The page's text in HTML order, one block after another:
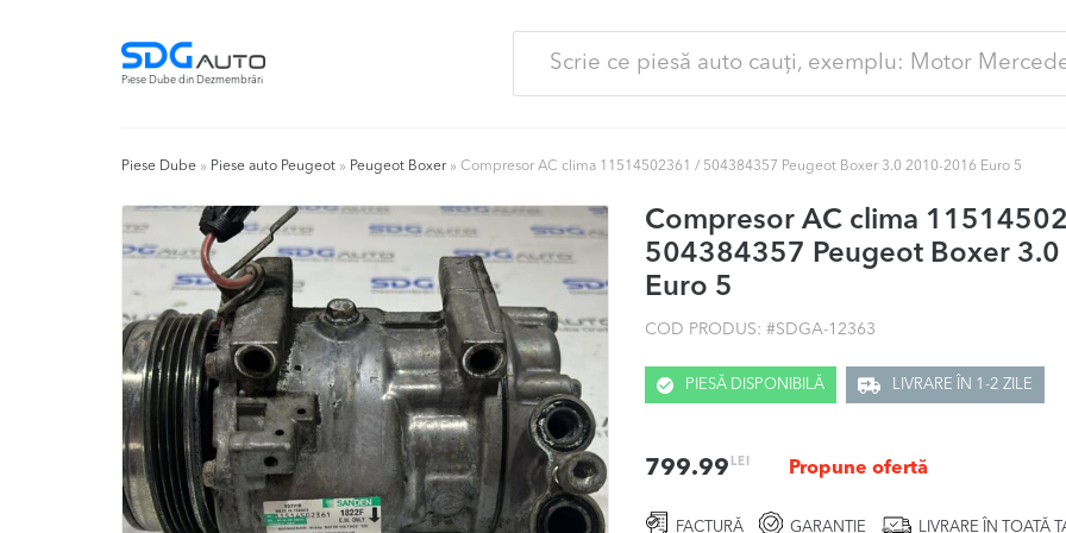
Piese Dube din Dezmembrări
Piese Dube » Piese auto Peugeot » Peugeot Boxer» Compresor AC clima 11514502361 / 504384357 Peugeot Boxer 3.0 2010-2016 Euro 5
Compresor AC clima
504384357 Peugeot Boxer
Euro 5
COD PRODUS: #SDGA-12363
PIESĂ DISPONIBILĂ LIVRARE ÎN 1-2 ZILE
799.99 LEI Propune ofertă
FACTURĂ GARANȚIE LIVRARE ÎN TOATĂ